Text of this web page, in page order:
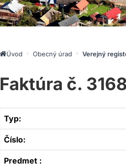
Úvod Obecný úrad Verejný
Faktúra č.
Typ:
Číslo:
Predmet :